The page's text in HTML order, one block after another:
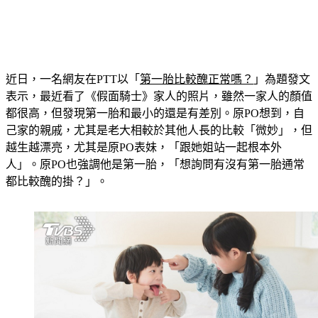
近日，一名網友在PTT以「 第一胎比較醜正常嗎？ 」為題發文
表示，最近看了《假面騎士》家人的照片，雖然一家人的顏值
都很高，但發現第一胎和最小的還是有差別。原PO想到，自
己家的親戚，尤其是老大相較於其他人長的比較「微妙」，但
越生越漂亮，尤其是原PO表妹，「跟她姐站一起根本外
人」。原PO也強調他是第一胎，「想詢問有沒有第一胎通常
都比較醜的掛？」。